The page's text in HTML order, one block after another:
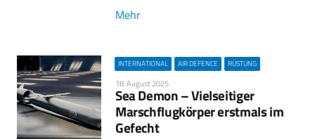
Mehr
INTERNATIONAL AIR DEFENCE RÜSTUNG
18. August 2025
Sea Demon – Vielseitiger
Marschflugkörper erstmals im
Gefecht